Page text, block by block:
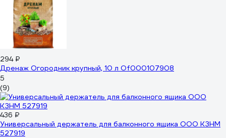
294 ₽
Дренаж Огородник крупный, 10 л Of000107908
5
(9)
436 ₽
Универсальный держатель для балконного ящика ООО КЗНМ
527919